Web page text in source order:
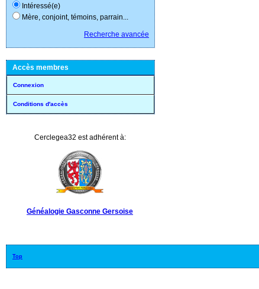
Intéressé(e)
Mère, conjoint, témoins, parrain...
Recherche avancée
Accès membres
Connexion
Conditions d'accès
Cerclegea32 est adhérent à:
Généalogie Gasconne Gersoise
Top